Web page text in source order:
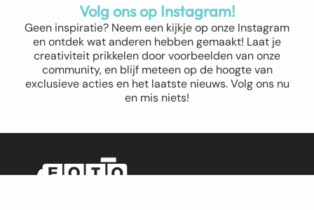
Volg ons op Instagram!
Geen inspiratie? Neem een kijkje op onze Instagram
en ontdek wat anderen hebben gemaakt! Laat je
creativiteit prikkelen door voorbeelden van onze
community, en blijf meteen op de hoogte van
exclusieve acties en het laatste nieuws. Volg ons nu
en mis niets!